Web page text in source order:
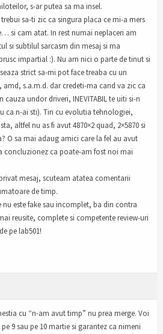
s-ar putea sa ma insel.
sa-ti zic ca singura placa ce mi-a mers
si cam atat. In rest numai neplaceri am
si subtilul sarcasm din mesaj si ma
impartial :). Nu am nici o parte de tinut si
strict sa-mi pot face treaba cu un
s.a.m.d. dar credeti-ma cand va zic ca
cauza undor driveri, INEVITABIL te uiti si-n
ca n-ai sti). Tin cu evolutia tehnologiei,
altfel nu as fi avut 4870×2 quad, 2×5870 si
O sa mai adaug amici care la fel au avut
concluzionez ca poate-am fost noi mai
mesaj, scuteam atatea comentarii
de timp.
nu este fake sau incomplet, ba din contra
reusite, complete si competente review-uri
pe lab501!
cu “n-am avut timp” nu prea merge. Voi
9 sau pe 10 martie si garantez ca nimeni